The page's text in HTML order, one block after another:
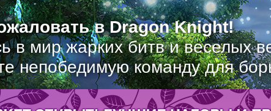
в Dragon Knight!
в мир жарких битв и веселых
непобедимую команду для